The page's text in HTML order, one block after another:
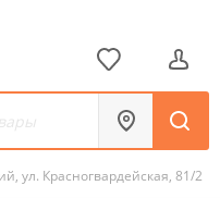
ул. Красногвардейская, 81/2